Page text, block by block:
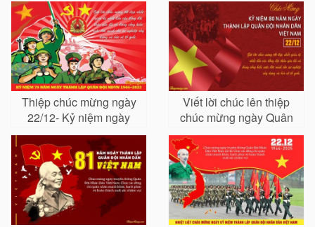
Nam 22-12
dân VN
Thiệp chúc mừng ngày
22/12- Kỷ niệm ngày
Quân đội NDVN
Viết lời chúc lên thiệp
chúc mừng ngày Quân
đội nhân dân Việt Nam